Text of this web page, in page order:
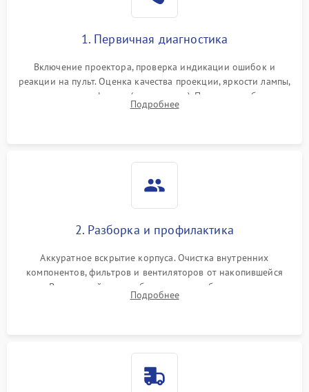
1. Первичная диагностика
Включение проектора, проверка индикации ошибок и
реакции на пульт. Оценка качества проекции, яркости лампы,
наличия артефактов (точки, пятна). Проверка работы
системы охлаждения по уровню шума вентиляторов.
Подробнее
2. Разборка и профилактика
Аккуратное вскрытие корпуса. Очистка внутренних
компонентов, фильтров и вентиляторов от накопившейся
пыли. Визуальный осмотр блока питания, балласта лампы и
материнской платы на наличие прогаров или вздутых
Подробнее